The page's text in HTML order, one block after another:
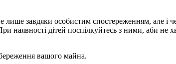
лише завдяки особистим спостереженням, але і
наявності дітей поспілкуйтесь з ними, аби не
вашого майна.